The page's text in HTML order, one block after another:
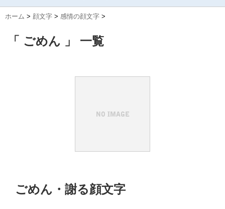
ホーム > 顔文字 > 感情の顔文字 >
「 ごめん 」 一覧
ごめん・謝る顔文字